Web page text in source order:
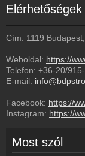
Cím: 1119
Weboldal: https://
Telefon: +36-20/
E-mail:
Facebook: https://
Instagram: https://
Most szól